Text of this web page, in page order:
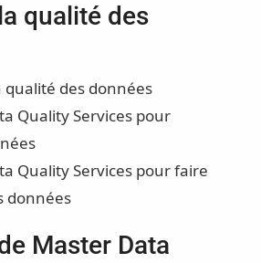
qualité des
des données
Quality Services pour
Quality Services pour faire
données
Master Data